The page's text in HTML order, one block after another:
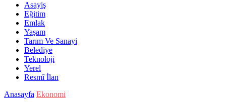
Asayiş
Eğitim
Emlak
Yaşam
Tarım Ve Sanayi
Belediye
Teknoloji
Yerel
Resmî İlan
Anasayfa Ekonomi